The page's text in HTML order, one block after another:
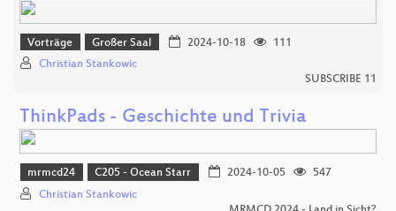
Vorträge Großer Saal 2024-10-18
111
Christian Stankowic
SUBSCRIBE 11
ThinkPads - Geschichte und Trivia
mrmcd24 C205 - Ocean Starr 2024-10-05
547
Christian Stankowic